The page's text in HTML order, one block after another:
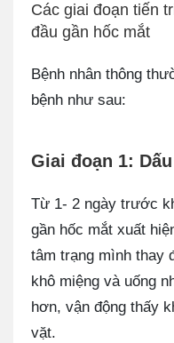
Các giai đoạn tiến
đầu gần hốc mắt
Bệnh nhân thông
bệnh như sau:
Giai đoạn 1:
Từ 1- 2 ngày trước
gần hốc mắt xuất
tâm trạng mình thay
khô miệng và uống
hơn, vận động thấy
vặt.